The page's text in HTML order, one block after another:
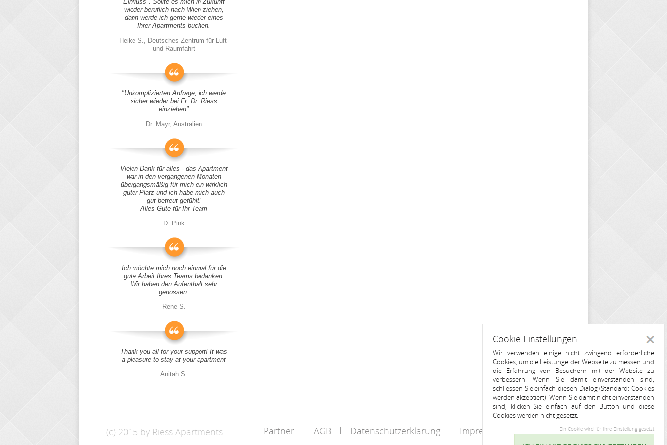
Einfluss". Sollte es mich in Zukunft
wieder beruflich nach Wien ziehen,
dann werde ich gerne wieder eines
Ihrer Apartments buchen.
Heike S., Deutsches Zentrum für Luft-
und Raumfahrt
"Unkomplizierten Anfrage, ich werde
sicher wieder bei Fr. Dr. Riess
einziehen"
Dr. Mayr, Australien
Vielen Dank für alles - das Apartment
war in den vergangenen Monaten
übergangsmäßig für mich ein wirklich
guter Platz und ich habe mich auch
gut betreut gefühlt!
Alles Gute für Ihr Team
D. Pink
Ich möchte mich noch einmal für die
gute Arbeit Ihres Teams bedanken.
Wir haben den Aufenthalt sehr
genossen.
Rene S.
Thank you all for your support! It was
a pleasure to stay at your apartment
Anitah S.
(c) 2015 by Riess Apartments Partner AGB Datenschutzerklärung Impressum Kontakt
Cookie Einstellungen
Wir verwenden einige nicht zwingend erforderliche
Cookies, um die Leistunge der Webseite zu messen und
die Erfahrung von Besuchern mit der Website zu
verbessern. Wenn Sie damit einverstanden sind,
schliessen Sie einfach diesen Dialog (Standard: Cookies
werden akzeptiert). Wenn Sie damit nicht einverstanden
sind, klicken Sie einfach auf den Button und diese
Cookies werden nicht gesetzt.
Ein Cookie wird für Ihre Einstellung gesetzt